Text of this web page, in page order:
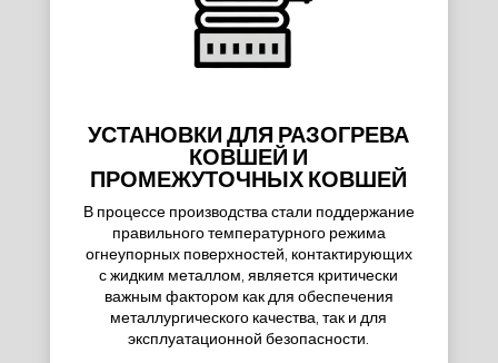
УСТАНОВКИ ДЛЯ РАЗОГРЕВА
КОВШЕЙ И
ПРОМЕЖУТОЧНЫХ КОВШЕЙ
В процессе производства стали поддержание
правильного температурного режима
огнеупорных поверхностей, контактирующих
с жидким металлом, является критически
важным фактором как для обеспечения
металлургического качества, так и для
эксплуатационной безопасности.